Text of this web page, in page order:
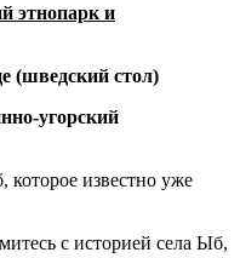
этнопарк и
(шведский стол)
угорский
которое известно уже
с историей села Ыб,